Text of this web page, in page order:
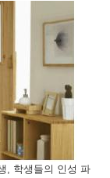
, 학생들의 인성 파